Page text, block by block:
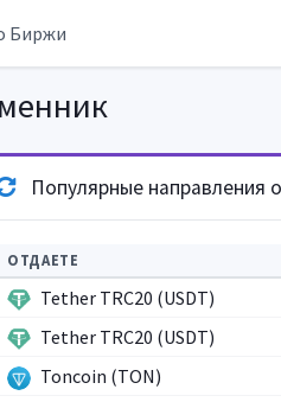
Биржи
Популярные направления
ОТДАЕТЕ
Tether TRC20 (USDT)
Tether TRC20 (USDT)
Toncoin (TON)